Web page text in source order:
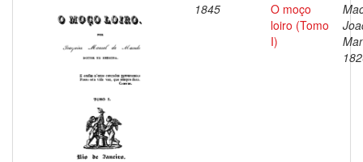
1845
O moço
loiro (Tomo
I)